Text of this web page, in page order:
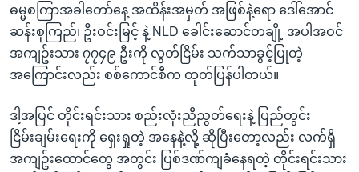
ဓမ္မစကြာအခါတော်နေ့ အထိန်းအမှတ် အဖြစ်နဲ့ရော ဒေါ်အောင်
ဆန်းစုကြည်၊ ဦးဝင်းမြင့် နဲ့ NLD ခေါင်းဆောင်တချို့ အပါအဝင်
အကျဥ်းသား ၇၇၄၉ ဦးကို လွတ်ငြိမ်း သက်သာခွင့်ပြုတဲ့
အကြောင်းလည်း စစ်ကောင်စီက ထုတ်ပြန်ပါတယ်။
ဒါ့အပြင် တိုင်းရင်းသား စည်းလုံးညီညွတ်ရေးနဲ့ ပြည်တွင်း
ငြိမ်းချမ်းရေးကို ရှေးရှုတဲ့ အနေနဲ့လို့ ဆိုပြီးတော့လည်း လက်ရှိ
အကျဥ်းထောင်တွေ အတွင်း ပြစ်ဒဏ်ကျခံနေရတဲ့ တိုင်းရင်းသား